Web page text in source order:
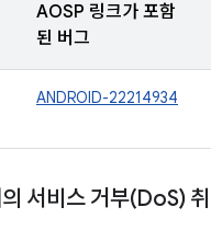
AOSP 링크가 포함
된 버그
ANDROID-22214934
서비스 거부(DoS)